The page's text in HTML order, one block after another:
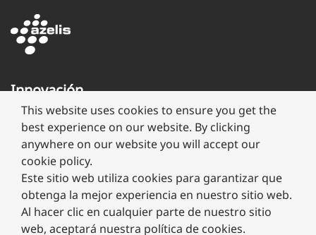
Innovación
través
de
formulación
This website uses cookies to ensure you get the
best experience on our website. By clicking
anywhere on our website you will accept our
cookie policy.
Este sitio web utiliza cookies para garantizar que
obtenga la mejor experiencia en nuestro sitio web.
Al hacer clic en cualquier parte de nuestro sitio
web, aceptará nuestra política de cookies.